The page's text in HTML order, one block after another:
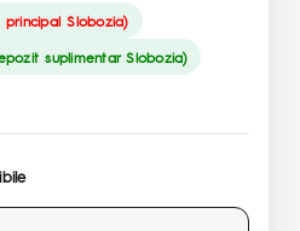
Slobozia)
suplimentar Slobozia)